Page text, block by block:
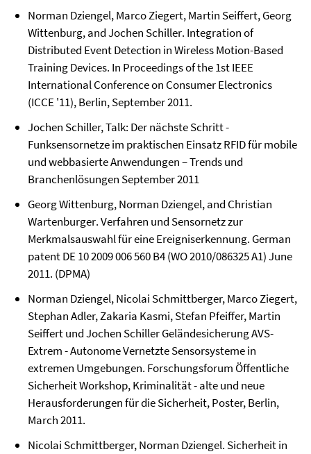
Norman Dziengel,Marco Ziegert,Martin Seiffert,Georg
Wittenburg,and Jochen Schiller. Integration of
Distributed Event Detection in Wireless Motion-Based
Training Devices. In Proceedings of the 1st IEEE
International Conference on Consumer Electronics
(ICCE '11), Berlin,September 2011.
Jochen Schiller, Talk: Der nächste Schritt -
Funksensornetze im praktischen EinsatzRFID für mobile
und webbasierte Anwendungen – Trends und
Branchenlösungen September 2011
Georg Wittenburg,Norman Dziengel,and Christian
Wartenburger.Verfahren und Sensornetz zur
Merkmalsauswahl für eine Ereigniserkennung. German
patent DE 10 2009 006 560 B4 (WO 2010/086325 A1)June
2011. (DPMA)
Norman Dziengel, Nicolai Schmittberger, Marco Ziegert,
Stephan Adler, Zakaria Kasmi, Stefan Pfeiffer, Martin
Seiffert und Jochen Schiller Geländesicherung AVS-
Extrem - Autonome Vernetzte Sensorsysteme in
extremen Umgebungen. Forschungsforum Öffentliche
Sicherheit Workshop, Kriminalität - alte und neue
Herausforderungen für die Sicherheit, Poster,Berlin,
March 2011.
Nicolai Schmittberger,Norman Dziengel. Sicherheit in